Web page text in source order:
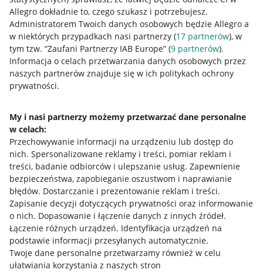
Allegro dokładnie to, czego szukasz i potrzebujesz.
Administratorem Twoich danych osobowych będzie Allegro a
w niektórych przypadkach nasi partnerzy (17 partnerów), w
tym tzw. “Zaufani Partnerzy IAB Europe” (9 partnerów).
Informacja o celach przetwarzania danych osobowych przez
naszych partnerów znajduje się w ich politykach ochrony
prywatności.
My i nasi partnerzy możemy przetwarzać dane personalne
w celach:
Przechowywanie informacji na urządzeniu lub dostęp do
nich. Spersonalizowane reklamy i treści, pomiar reklam i
treści, badanie odbiorców i ulepszanie usług. Zapewnienie
bezpieczeństwa, zapobieganie oszustwom i naprawianie
błędów. Dostarczanie i prezentowanie reklam i treści.
Zapisanie decyzji dotyczących prywatności oraz informowanie
o nich. Dopasowanie i łączenie danych z innych źródeł.
Łączenie różnych urządzeń. Identyfikacja urządzeń na
podstawie informacji przesyłanych automatycznie.
Twoje dane personalne przetwarzamy również w celu
ułatwiania korzystania z naszych stron
Przydatne informacje
Jak to działa
Allegro Gadane dla sprzedających
Allegro Gadane dla kupujących
Mapa miejscowości
Informacje prawne
Regulamin
Polityka plików "cookies"
Ustawienia plików "cookies"